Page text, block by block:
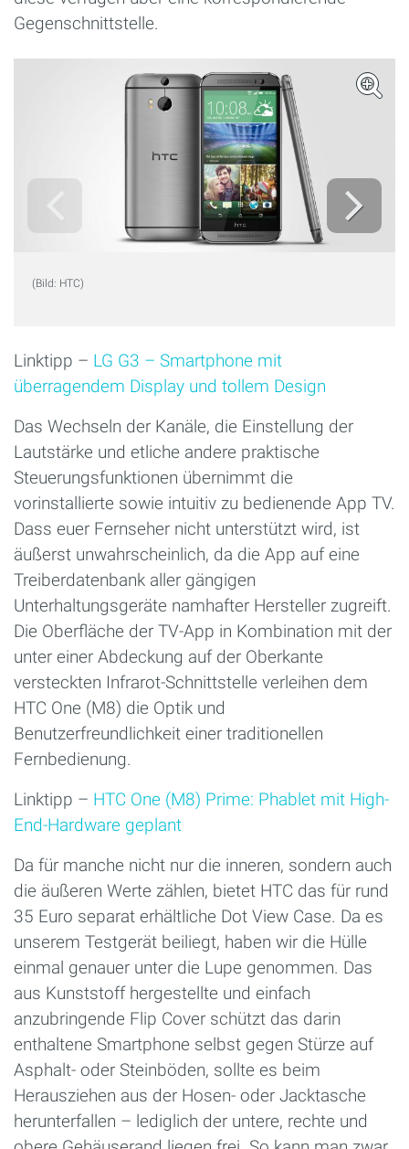
Gegenschnittstelle.
(Bild: HTC)
Linktipp – LG G3 – Smartphone mit
überragendem Display und tollem Design
Das Wechseln der Kanäle, die Einstellung der
Lautstärke und etliche andere praktische
Steuerungsfunktionen übernimmt die
vorinstallierte sowie intuitiv zu bedienende App TV.
Dass euer Fernseher nicht unterstützt wird, ist
äußerst unwahrscheinlich, da die App auf eine
Treiberdatenbank aller gängigen
Unterhaltungsgeräte namhafter Hersteller zugreift.
Die Oberfläche der TV-App in Kombination mit der
unter einer Abdeckung auf der Oberkante
versteckten Infrarot-Schnittstelle verleihen dem
HTC One (M8) die Optik und
Benutzerfreundlichkeit einer traditionellen
Fernbedienung.
Linktipp – HTC One (M8) Prime: Phablet mit High-
End-Hardware geplant
Da für manche nicht nur die inneren, sondern auch
die äußeren Werte zählen, bietet HTC das für rund
35 Euro separat erhältliche Dot View Case. Da es
unserem Testgerät beiliegt, haben wir die Hülle
einmal genauer unter die Lupe genommen. Das
aus Kunststoff hergestellte und einfach
anzubringende Flip Cover schützt das darin
enthaltene Smartphone selbst gegen Stürze auf
Asphalt- oder Steinböden, sollte es beim
Herausziehen aus der Hosen- oder Jacktasche
herunterfallen – lediglich der untere, rechte und